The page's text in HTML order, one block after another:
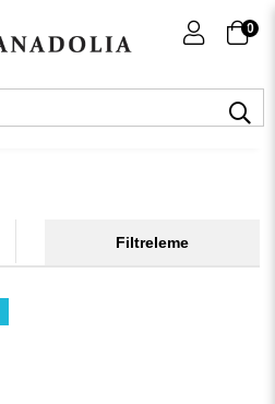
0
Filtreleme